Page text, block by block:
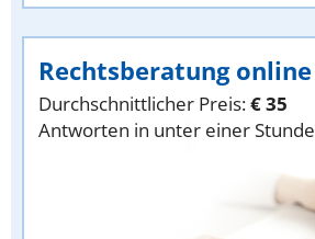
Rechtsberatung online
Durchschnittlicher Preis:€ 35
Antworten in unter einer Stunde